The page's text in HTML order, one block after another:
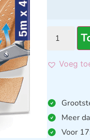
Voeg
Meer
Voor